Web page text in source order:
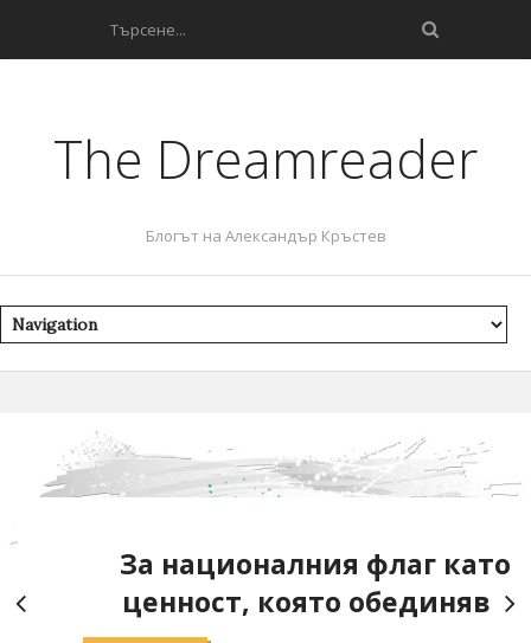
The Dreamreader
Блогът на Александър Кръстев
За националния флаг като
ценност, която обединява